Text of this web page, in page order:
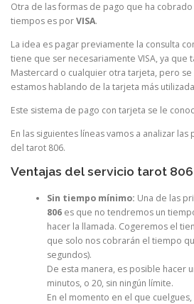
Otra de las formas de pago que ha
tiempos es porVISA.
La idea es pagar previamente la consulta
tiene que ser necesariamente VISA, ya que
Mastercard o cualquier otra tarjeta, pero
estamos hablando de la tarjeta más
Este sistema de pago con tarjeta se le
En las siguientes líneas vamos a analizar
del tarot 806.
Ventajas del servicio tarot 806
Sin tiempo mínimo: Una de las
806es que no tendremos un
hacer la llamada. Cogeremos el
que solo nos cobrarán el tiempo
segundos).
De esta manera, es posible hacer
minutos, o 20, sin ningún límite.
En el momento en el que